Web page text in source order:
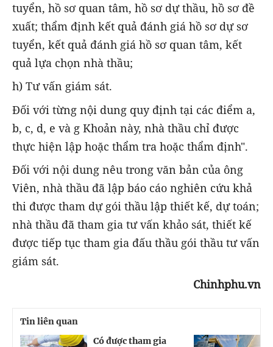
tuyển, hồ sơ quan tâm, hồ sơ dự thầu, hồ sơ đề
xuất; thẩm định kết quả đánh giá hồ sơ dự sơ
tuyển, kết quả đánh giá hồ sơ quan tâm, kết
quả lựa chọn nhà thầu;
h) Tư vấn giám sát.
Đối với từng nội dung quy định tại các điểm a,
b, c, d, e và g Khoản này, nhà thầu chỉ được
thực hiện lập hoặc thẩm tra hoặc thẩm định".
Đối với nội dung nêu trong văn bản của ông
Viên, nhà thầu đã lập báo cáo nghiên cứu khả
thi được tham dự gói thầu lập thiết kế, dự toán;
nhà thầu đã tham gia tư vấn khảo sát, thiết kế
được tiếp tục tham gia đấu thầu gói thầu tư vấn
giám sát.
Chinhphu.vn
Tin liên quan
Có được tham gia